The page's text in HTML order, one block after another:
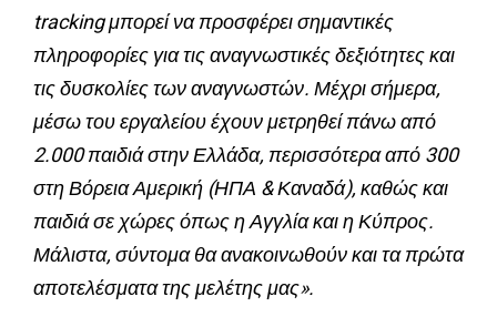
tracking μπορεί να προσφέρει σημαντικές
πληροφορίες για τις αναγνωστικές δεξιότητες και
τις δυσκολίες των αναγνωστών. Μέχρι σήμερα,
μέσω του εργαλείου έχουν μετρηθεί πάνω από
2.000 παιδιά στην Ελλάδα, περισσότερα από 300
στη Βόρεια Αμερική (ΗΠΑ & Καναδά), καθώς και
παιδιά σε χώρες όπως η Αγγλία και η Κύπρος.
Μάλιστα, σύντομα θα ανακοινωθούν και τα πρώτα
αποτελέσματα της μελέτης μας».